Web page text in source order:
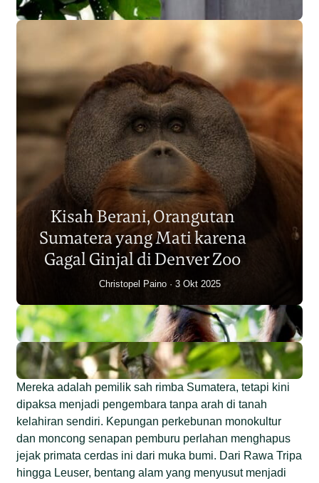
Populasi Orangutan
Sumatera Berkurang 2.700
Individu dalam Satu Dekade?
Junaidi Hanafiah 14 Jul 2026
Kisah Berani, Orangutan
Sumatera yang Mati karena
Gagal Ginjal di Denver Zoo
Christopel Paino 3 Okt 2025
Mereka adalah pemilik sah rimba Sumatera, tetapi kini
dipaksa menjadi pengembara tanpa arah di tanah
kelahiran sendiri. Kepungan perkebunan monokultur
dan moncong senapan pemburu perlahan menghapus
jejak primata cerdas ini dari muka bumi. Dari Rawa Tripa
hingga Leuser, bentang alam yang menyusut menjadi